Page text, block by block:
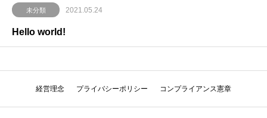
未分類 2021.05.24
Hello world!
経営理念 プライバシーポリシー コンプライアンス憲章